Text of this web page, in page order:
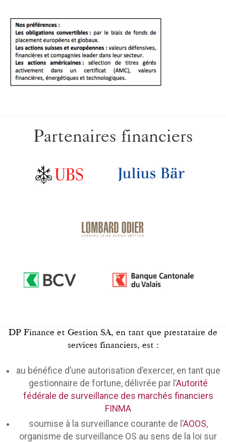
Partenaires financiers
DP Finance et Gestion SA, en tant que prestataire de
services financiers, est :
au bénéfice d’une autorisation d’exercer, en tant que
gestionnaire de fortune, délivrée par l’Autorité
fédérale de surveillance des marchés financiers
FINMA
soumise à la surveillance courante de l’AOOS,
organisme de surveillance OS au sens de la loi sur